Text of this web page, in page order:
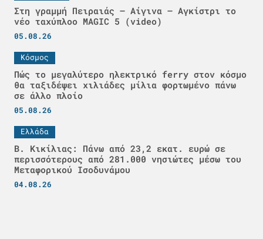
Στη γραμμή Πειραιάς – Αίγινα – Αγκίστρι το
νέο ταχύπλοο MAGIC 5 (video)
05.08.26
Κόσμος
Πώς το μεγαλύτερο ηλεκτρικό ferry στον κόσμο
θα ταξιδέψει χιλιάδες μίλια φορτωμένο πάνω
σε άλλο πλοίο
05.08.26
Ελλάδα
Β. Κικίλιας: Πάνω από 23,2 εκατ. ευρώ σε
περισσότερους από 281.000 νησιώτες μέσω του
Μεταφορικού Ισοδυνάμου
04.08.26